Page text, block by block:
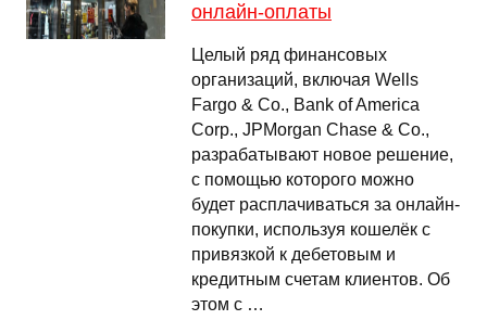
онлайн-оплаты
Целый ряд финансовых
организаций, включая Wells
Fargo & Co., Bank of America
Corp., JPMorgan Chase & Co.,
разрабатывают новое решение,
с помощью которого можно
будет расплачиваться за онлайн-
покупки, используя кошелёк с
привязкой к дебетовым и
кредитным счетам клиентов. Об
этом с …